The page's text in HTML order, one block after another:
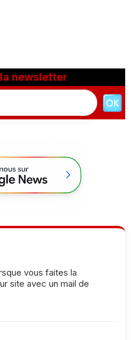
newsletter
vous faites la
site avec un mail de